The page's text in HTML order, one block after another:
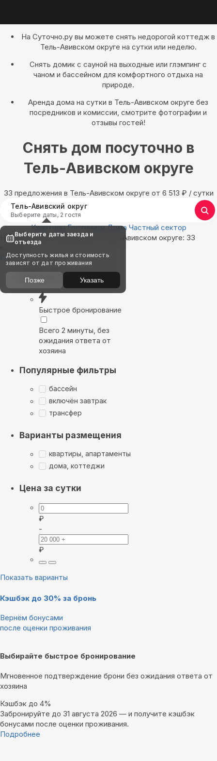
На Суточно.ру вы можете снять недорогой коттедж в
Тель-Авивском округе на сутки или неделю.
Снять домик с сауной на выходные или глэмпинг с
чаном и бассейном для комфортного отдыха на
природе.
Аренда дома на сутки в Тель-Авивском округе без
посредников и комиссии, смотрите фотографии и
отзывы гостей!
Снять дом посуточно в
Тель-Авивском округе
33 предложения в Тель-Авивском округе oт 6 513 ₽ / сутки
Тель-Авивский округ
Выберите даты, 2 гостя
Квартиры Гостиницы Дома Частный сектор
Найдём, где остановиться в Тель-Авивском округе: 33
Показать на карте
Выбирайте лучшее
Быстрое бронирование
Всего 2 минуты, без
ожидания ответа от
хозяина
Популярные фильтры
бассейн
включён завтрак
трансфер
Варианты размещения
квартиры, апартаменты
дома, коттеджи
Цена за сутки
₽
-
₽
Показать варианты
Кэшбэк до 30% за бронь
Вернём бонусами
после оценки проживания
Выбирайте быстрое бронирование
Мгновенное подтверждение брони без ожидания ответа от
хозяина
Кэшбэк до 4%
Забронируйте до 31 августа 2026 — и получите кэшбэк
бонусами после оценки проживания.
Подробнее
Выберите даты заезда и
отъезда
Доступность жилья и стоимость
зависят от дат проживания
Позже Указать